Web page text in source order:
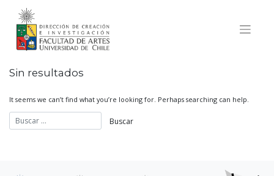
content
Sin resultados
It seems we can’t find what you’re looking for. Perhaps searching can help.